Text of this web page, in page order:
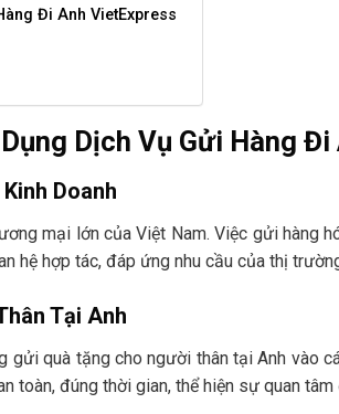
Đi Anh VietExpress
Dịch Vụ Gửi Hàng Đi
Doanh
mại lớn của Việt Nam. Việc gửi hàng
hệ hợp tác, đáp ứng nhu cầu của thị
Tại Anh
gửi quà tặng cho người thân tại Anh vào
toàn, đúng thời gian, thể hiện sự quan